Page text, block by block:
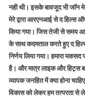
नही थी। इसके बावजूद भी जाॅन
मेरे द्वारा आरएनआई से द हिल्स
किया गया। जिस तेजी से समय
के साथ कदमताल करते हुए द
निर्णय लिया गया। हमारा
है। और मात्र लाइक और हिट्स
व्यापक जनहित में क्या होना
विकास को लेकर हम तत्परता से